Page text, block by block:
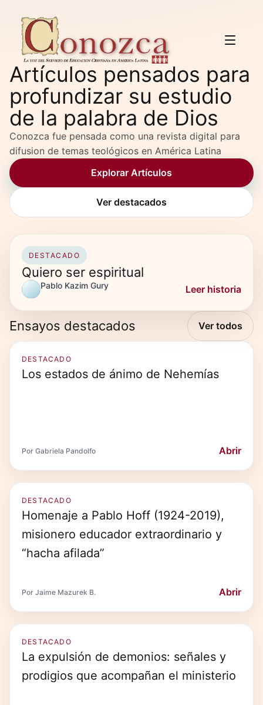
Artículos pensados para
profundizar su estudio
de la palabra de Dios
Conozca fue pensada como una revista digital para
difusion de temas teológicos en América Latina
Explorar Artículos
Ver destacados
DESTACADO
Quiero ser espiritual
Pablo Kazim Gury Leer historia
Ensayos destacados Ver todos
DESTACADO
Los estados de ánimo de Nehemías
Por Gabriela Pandolfo Abrir
DESTACADO
Homenaje a Pablo Hoff (1924-2019),
misionero educador extraordinario y
“hacha afilada”
Por Jaime Mazurek B. Abrir
DESTACADO
La expulsión de demonios: señales y
prodigios que acompañan el ministerio